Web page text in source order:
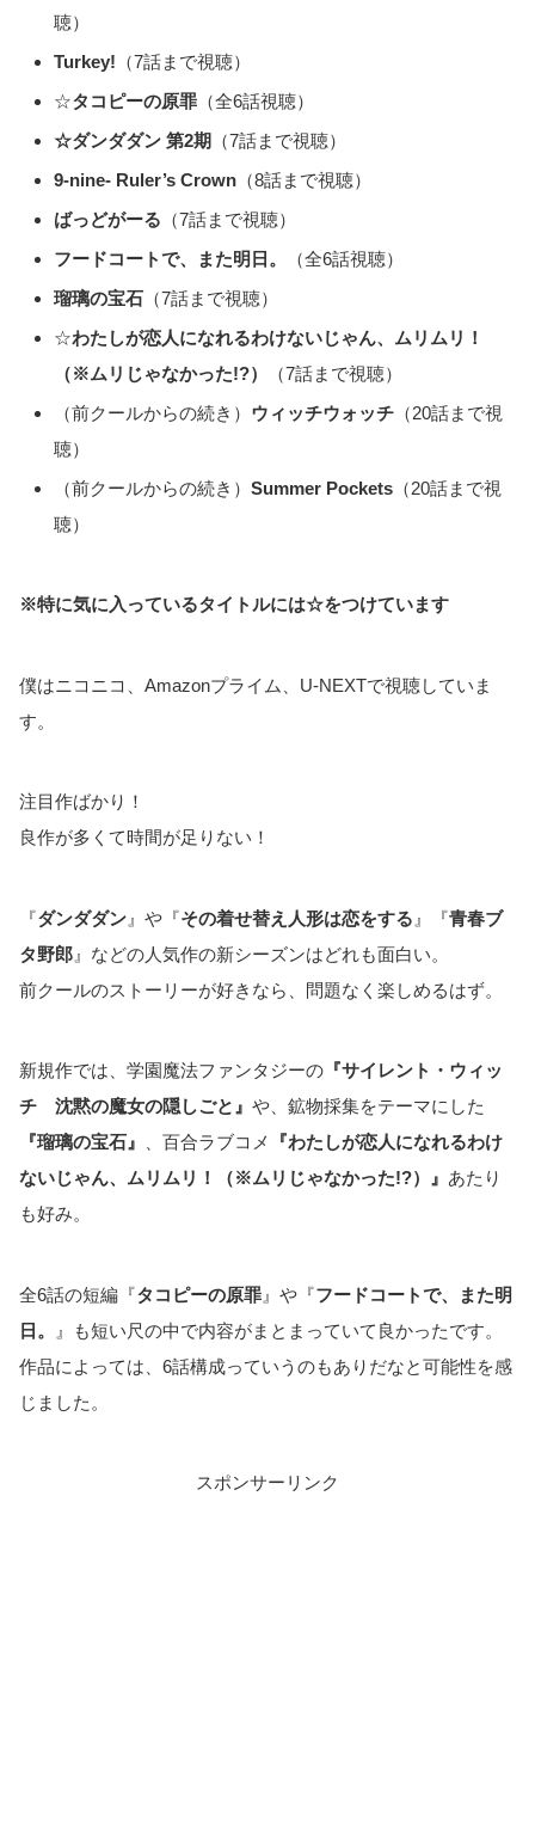
聴）
Turkey! （7話まで視聴）
☆タコピーの原罪 （全6話視聴）
☆ダンダダン 第2期
（7話まで視聴）
9-nine- Ruler’s Crown （8話まで視聴）
ばっどがーる （7話まで視聴）
フードコートで、また明日。
（全6話視聴）
瑠璃の宝石 （7話まで視聴）
☆わたしが恋人になれるわけないじゃん、ムリムリ！
（※ムリじゃなかった!?）
（7話まで視聴）
（前クールからの続き） ウィッチウォッチ （20話まで視
聴）
（前クールからの続き） Summer Pockets （20話まで視
聴）
※特に気に入っているタイトルには☆をつけています
僕はニコニコ、Amazonプライム、U-NEXTで視聴していま
す。
注目作ばかり！
良作が多くて時間が足りない！
『ダンダダン 』や『その着せ替え人形は恋をする 』『青春ブ
タ野郎 』などの人気作の新シーズンはどれも面白い。
前クールのストーリーが好きなら、問題なく楽しめるはず。
新規作では、学園魔法ファンタジーの 『サイレント・ウィッ
チ 沈黙の魔女の隠しごと』 や、鉱物採集をテーマにした
『瑠璃の宝石』
、百合ラブコメ
『わたしが恋人になれるわけ
ないじゃん、ムリムリ！（※ムリじゃなかった!?）』 あたり
も好み。
全6話の短編『タコピーの原罪 』や『フードコートで、また明
日。
』も短い尺の中で内容がまとまっていて良かったです。
作品によっては、6話構成っていうのもありだなと可能性を感
じました。
スポンサーリンク